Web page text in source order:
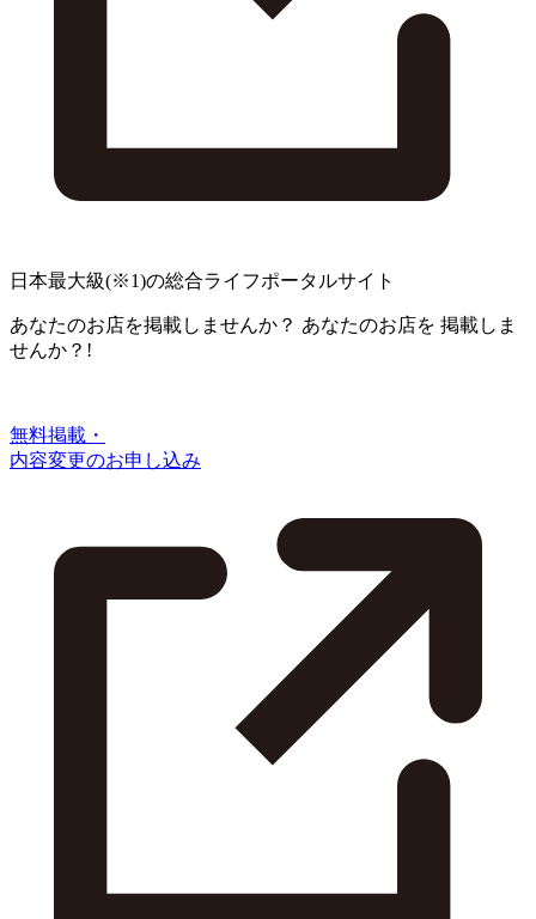
日本最大級(※1)の総合ライフポータルサイト
あなたのお店を掲載しませんか？ あなたのお店を 掲載しま
せんか？!
無料掲載・
内容変更のお申し込み